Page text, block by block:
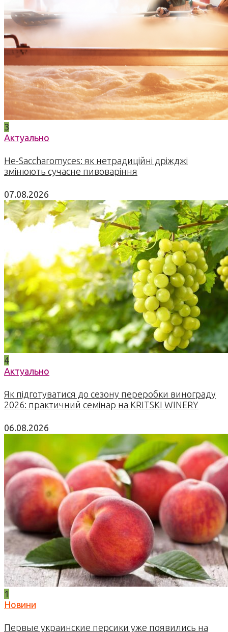
3
Актуально
Не-Saccharomyces: як нетрадиційні дріжджі
змінюють сучасне пивоваріння
07.08.2026
4
Актуально
Як підготуватися до сезону переробки винограду
2026: практичний семінар на KRITSKI WINERY
06.08.2026
1
Новини
Первые украинские персики уже появились на